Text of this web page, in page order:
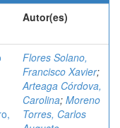
Autor(es)
Flores Solano,
Francisco Xavier;
Arteaga Córdova,
Carolina; Moreno
Torres, Carlos